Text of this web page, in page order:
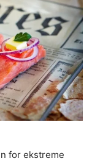
for ekstreme